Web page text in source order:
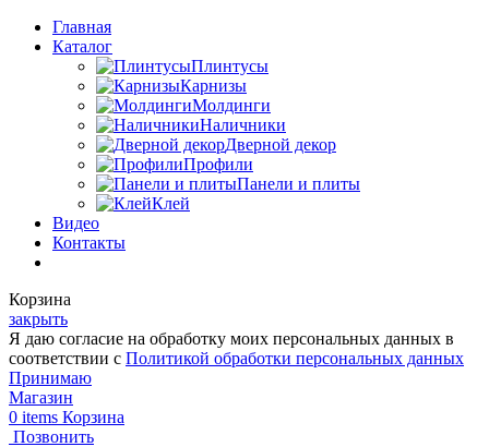
Главная
Каталог
Плинтусы
Карнизы
Молдинги
Наличники
Дверной декор
Профили
Панели и плиты
Клей
Видео
Контакты
Корзина
закрыть
Я даю согласие на обработку моих персональных данных в
соответствии с Политикой обработки персональных данных
Принимаю
Магазин
0 items Корзина
Позвонить